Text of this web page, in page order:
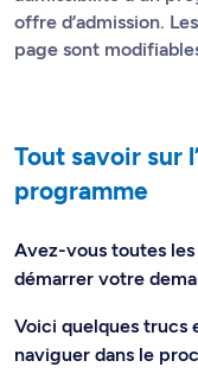
offre d’admission.
page sont
Tout savoir sur
programme
Avez-vous toutes
démarrer votre
Voici quelques trucs
naviguer dans le